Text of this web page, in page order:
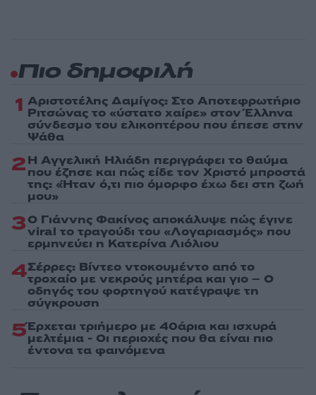
Πιο δημοφιλή
1 Αριστοτέλης Δαμίγος: Στο Αποτεφρωτήριο
Ριτσώνας το «ύστατο χαίρε» στον Έλληνα
σύνδεσμο του ελικοπτέρου που έπεσε στην
Ψάθα
2Η Αγγελική Ηλιάδη περιγράφει το θαύμα
που έζησε και πώς είδε τον Χριστό μπροστά
της: «Ήταν ό,τι πιο όμορφο έχω δει στη ζωή
μου»
3Ο Γιάννης Φακίνος αποκάλυψε πώς έγινε
viral το τραγούδι του «Λογαριασμός» που
ερμηνεύει η Κατερίνα Λιόλιου
4Σέρρες: Βίντεο ντοκουμέντο από το
τροχαίο με νεκρούς μητέρα και γιο – Ο
οδηγός του φορτηγού κατέγραψε τη
σύγκρουση
5Έρχεται τριήμερο με 40άρια και ισχυρά
μελτέμια - Οι περιοχές που θα είναι πιο
έντονα τα φαινόμενα